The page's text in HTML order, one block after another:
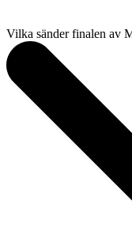
Vilka sänder finalen av